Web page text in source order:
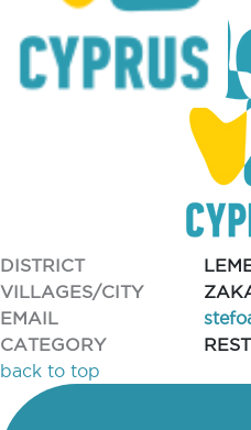
DISTRICT
VILLAGES/CITY
EMAIL
CATEGORY
back to top